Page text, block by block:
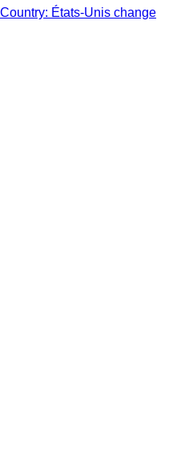
Country: États-Unis change